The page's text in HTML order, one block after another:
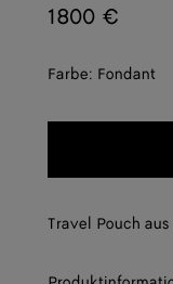
1800 €
Farbe: Fondant
Travel Pouch